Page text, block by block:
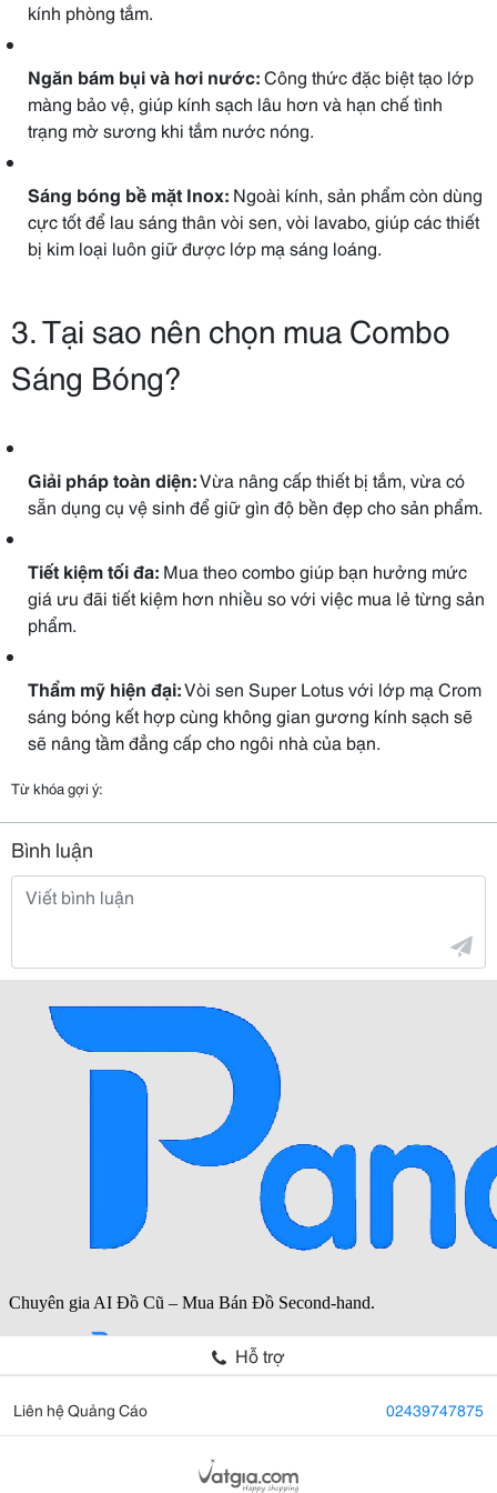
kính phòng tắm.
Ngăn bám bụi và hơi nước:Công thức đặc biệt tạo lớp
màng bảo vệ, giúp kính sạch lâu hơn và hạn chế tình
trạng mờ sương khi tắm nước nóng.
Sáng bóng bề mặt Inox: Ngoài kính, sản phẩm còn dùng
cực tốt để lau sáng thân vòi sen, vòi lavabo, giúp các thiết
bị kim loại luôn giữ được lớp mạ sáng loáng.
3. Tại sao nên chọn mua Combo
Sáng Bóng?
Giải pháp toàn diện:Vừa nâng cấp thiết bị tắm, vừa có
sẵn dụng cụ vệ sinh để giữ gìn độ bền đẹp cho sản phẩm.
Tiết kiệm tối đa: Mua theo combo giúp bạn hưởng mức
giá ưu đãi tiết kiệm hơn nhiều so với việc mua lẻ từng sản
phẩm.
Thẩm mỹ hiện đại:Vòi sen Super Lotus với lớp mạ Crom
sáng bóng kết hợp cùng không gian gương kính sạch sẽ
sẽ nâng tầm đẳng cấp cho ngôi nhà của bạn.
Từ khóa gợi ý:
Bình luận
Hỗ trợ
Liên hệ Quảng Cáo 02439747875